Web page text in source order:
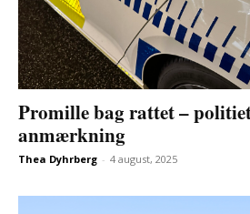
Promille bag rattet –
anmærkning
Thea Dyhrberg - 4 august, 2025